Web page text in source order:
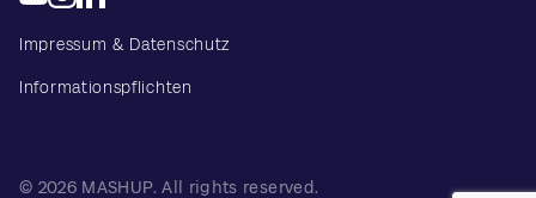
Impressum & Datenschutz
Informationspflichten
© 2026 MASHUP. All rights reserved.